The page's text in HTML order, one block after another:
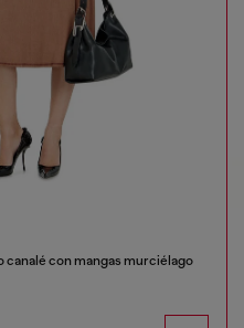
canalé con mangas murciélago